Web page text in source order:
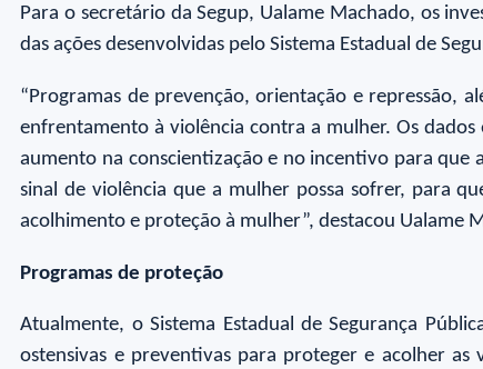
Para o secretário da Segup, Ualame Machado, os
das ações desenvolvidas pelo Sistema Estadual de
“Programas de prevenção, orientação e repressão,
enfrentamento à violência contra a mulher. Os
aumento na conscientização e no incentivo para
sinal de violência que a mulher possa sofrer, para
acolhimento e proteção à mulher”, destacou Ualame
Programas de proteção
Atualmente, o Sistema Estadual de Segurança
ostensivas e preventivas para proteger e acolher